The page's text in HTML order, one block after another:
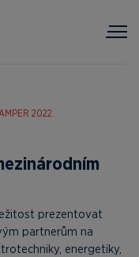
2022.
prezentovat
partnerům na
energetiky,